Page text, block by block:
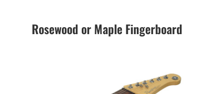
Rosewood or Maple Fingerboard